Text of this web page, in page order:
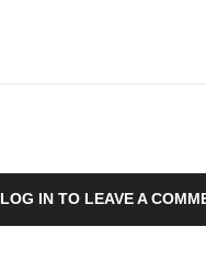
LOG IN TO LEAVE A